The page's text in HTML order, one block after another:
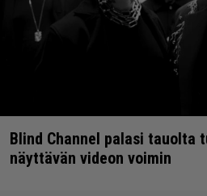
Blind Channel palasi tauolta
näyttävän videon voimin